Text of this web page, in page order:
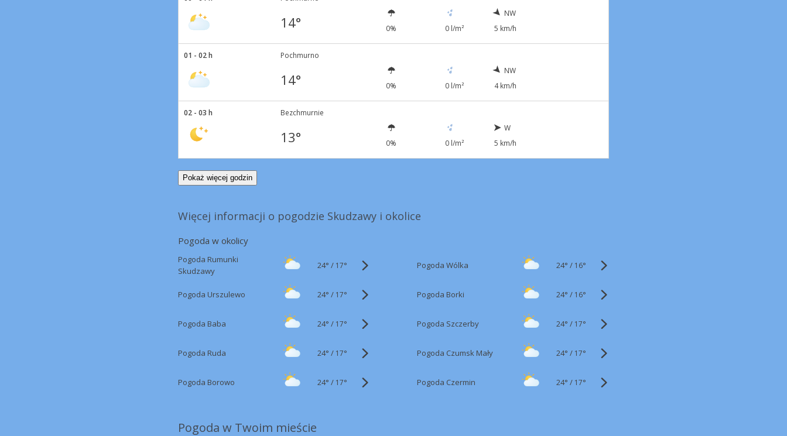
14° 0% 0 l/m²
NW
5 km/h
01 - 02 h Pochmurno
14° 0% 0 l/m²
NW
4 km/h
02 - 03 h Bezchmurnie
13° 0% 0 l/m²
W
5 km/h
Pokaż więcej godzin
Więcej informacji o pogodzie Skudzawy i okolice
Pogoda w okolicy
Pogoda Rumunki
Skudzawy
24° / 17° Pogoda Wólka 24° / 16°
Pogoda Urszulewo 24° / 17° Pogoda Borki 24° / 16°
Pogoda Baba 24° / 17° Pogoda Szczerby 24° / 17°
Pogoda Ruda 24° / 17° Pogoda Czumsk Mały 24° / 17°
Pogoda Borowo 24° / 17° Pogoda Czermin 24° / 17°
Pogoda w Twoim mieście